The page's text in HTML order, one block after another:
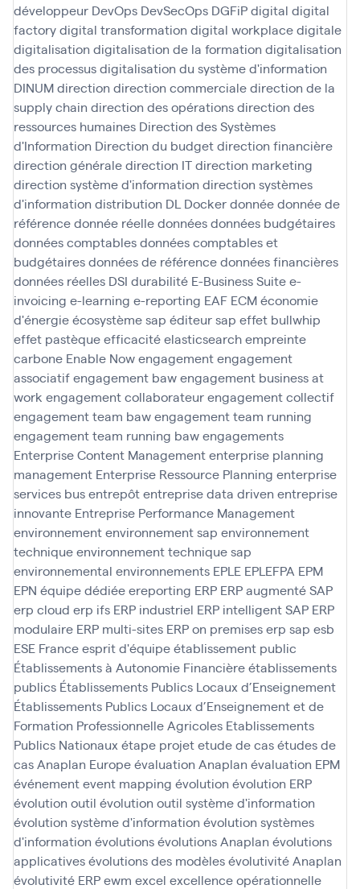
développeur DevOps DevSecOps DGFiPdigital digital
factorydigital transformation digital workplacedigitale
digitalisation digitalisation de la formation digitalisation
des processusdigitalisation du système d'information
DINUMdirection direction commercialedirection de la
supply chain direction des opérationsdirection des
ressources humaines Direction des Systèmes
d'Information Direction du budgetdirection financière
direction généraledirection ITdirection marketing
direction système d'information direction systèmes
d'information distribution DL Dockerdonnéedonnée de
référencedonnée réelledonnéesdonnées budgétaires
données comptablesdonnées comptables et
budgétairesdonnées de référencedonnées financières
données réelles DSI durabilité E-Business Suitee-
invoicing e-learning e-reporting EAF ECMéconomie
d'énergieécosystème sap éditeur sap effet bullwhip
effet pastèqueefficacitéelasticsearchempreinte
carbone Enable Nowengagementengagement
associatifengagement bawengagement business at
work engagement collaborateurengagement collectif
engagement team bawengagement team running
engagement team running bawengagements
Enterprise Content Managemententerprise planning
management Enterprise Ressource Planning enterprise
services busentrepôtentreprise data driven entreprise
innovante Entreprise Performance Management
environnementenvironnement sap environnement
techniqueenvironnement technique sap
environnemental environnements EPLE EPLEFPA EPM
EPN équipe dédiéeereporting ERP ERP augmenté SAP
erp cloud erp ifs ERP industriel ERP intelligent SAP ERP
modulaire ERP multi-sites ERP on premiseserp sap esb
ESE Franceesprit d'équipeétablissement public
Établissements à Autonomie Financièreétablissements
publics Établissements Publics Locaux d’Enseignement
Établissements Publics Locaux d’Enseignement et de
Formation Professionnelle Agricoles Etablissements
Publics Nationaux étape projetetude de casétudes de
cas Anaplan Europeévaluation Anaplan évaluation EPM
événementevent mapping évolution évolution ERP
évolution outil évolution outil système d'information
évolution système d'information évolution systèmes
d'information évolutionsévolutions Anaplan évolutions
applicativesévolutions des modèlesévolutivité Anaplan
évolutivité ERPewm excel excellence opérationnelle